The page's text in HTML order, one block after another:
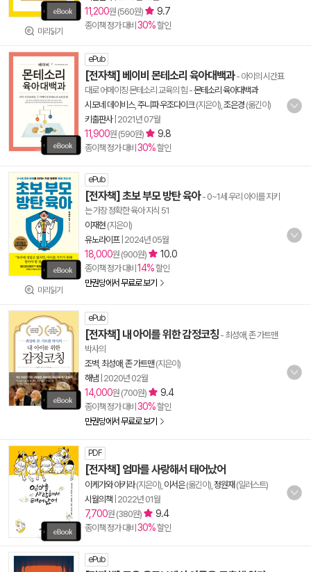
미리읽기
11,200원 (560원) 9.7
종이책 정가 대비 30%할인
ePub
[전자책] 베이비 몬테소리 육아대백과- 아이의 시간표
대로 어메이징 몬테소리 교육의 힘 -몬테소리 육아대백과
시모네 데이비스, 주니파 우조다이크(지은이), 조은경 (옮긴이)
키출판사| 2021년 07월
11,900원 (590원) 9.8
종이책 정가 대비 30%할인
미리읽기
ePub
[전자책] 초보 부모 방탄 육아- 0~1세 우리 아이를 지키
는 가장 정확한 육아 지식 51
이재현 (지은이)
유노라이프| 2024년 05월
18,000원 (900원) 10.0
종이책 정가 대비 14%할인
만권당에서 무료로 보기
ePub
[전자책] 내 아이를 위한 감정코칭 - 최성애, 존 가트맨
박사의
조벽 최성애 존 가트맨(지은이)
해냄 2020년 02월
14,000원 (700원) 9.4
종이책 정가 대비 30%할인
만권당에서 무료로 보기
PDF
[전자책] 엄마를 사랑해서 태어났어
이케가와 아키라(지은이), 이서은(옮긴이), 정원재 (일러스트)
시월의책 2022년 01월
7,700원 (380원) 9.4
종이책 정가 대비 30%할인
ePub